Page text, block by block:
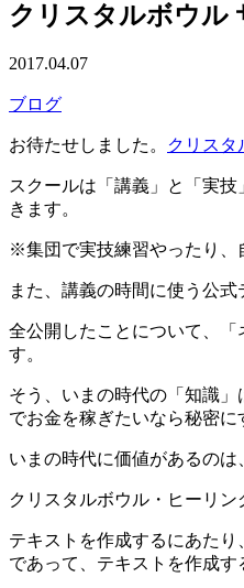
クリスタルボウル
2017.04.07
ブログ
お待たせしました。 クリスタ
スクールは「講義」と「実
きます。
※集団で実技練習やったり、
また、講義の時間に使う公
全公開したことについて、
す。
そう、いまの時代の「知識
でお金を稼ぎたいなら秘密
いまの時代に価値があるのは
クリスタルボウル・ヒーリ
テキストを作成するにあた
であって、テキストを作成